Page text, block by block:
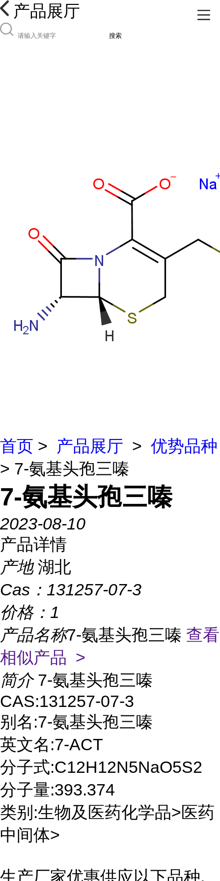
产品展厅
搜索
首页 > 产品展厅 > 优势品种
> 7-氨基头孢三嗪
7-氨基头孢三嗪
2023-08-10
产品详情
产地 湖北
Cas： 131257-07-3
价格： 1
产品名称7-氨基头孢三嗪 查看
相似产品 >
简介 7-氨基头孢三嗪
CAS:131257-07-3
别名:7-氨基头孢三嗪
英文名:7-ACT
分子式:C12H12N5NaO5S2
分子量:393.374
类别:生物及医药化学品>医药
中间体>
生产厂家优惠供应以下品种,